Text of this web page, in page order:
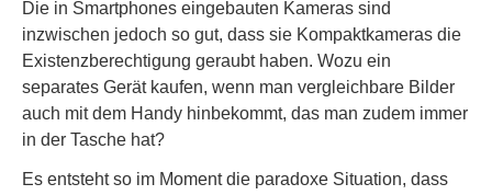
Die in Smartphones eingebauten Kameras sind
inzwischen jedoch so gut, dass sie Kompaktkameras die
Existenzberechtigung geraubt haben. Wozu ein
separates Gerät kaufen, wenn man vergleichbare Bilder
auch mit dem Handy hinbekommt, das man zudem immer
in der Tasche hat?
Es entsteht so im Moment die paradoxe Situation, dass